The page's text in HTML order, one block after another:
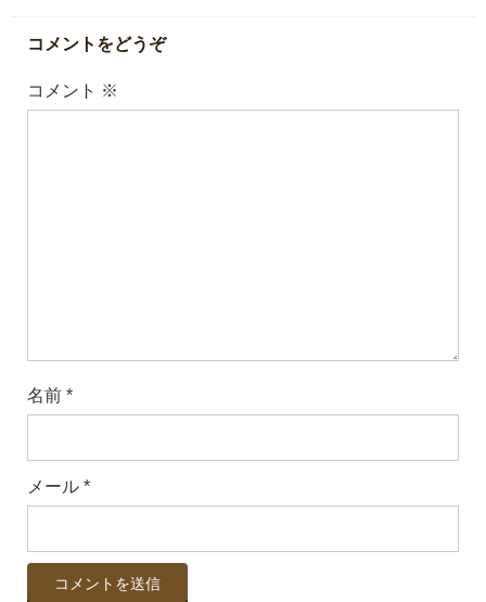
コメントをどうぞ
コメント ※
名前 *
メール *